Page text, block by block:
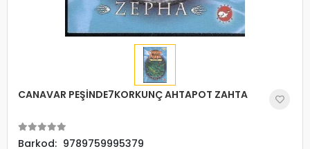
CANAVAR PEŞİNDE7KORKUNÇ AHTAPOT ZAHTA
Barkod: 9789759995379